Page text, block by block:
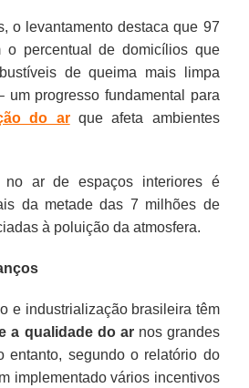
o levantamento destaca que 97
o percentual de domicílios que
de queima mais limpa
um progresso fundamental para
do arque afeta ambientes
no ar de espaços interiores é
da metade das 7 milhões de
à poluição da atmosfera.
e industrialização brasileira têm
a qualidade do arnos grandes
entanto, segundo o relatório do
implementado vários incentivos